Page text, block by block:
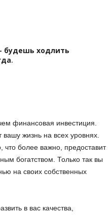
будешь ходлить
.
финансовая инвестиция.
жизнь на всех уровнях.
что более важно, предоставит
богатством. Только так вы
на своих собственных
в вас качества,